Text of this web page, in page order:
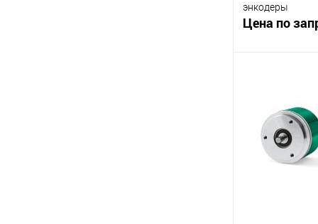
энкодеры
Цена по
В
К сравнению
В избранное